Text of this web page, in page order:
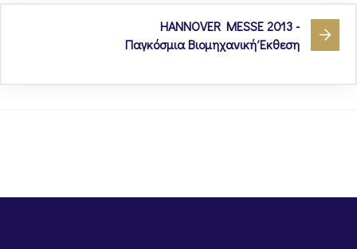
HANNOVER MESSE 2013 -
Παγκόσμια Βιομηχανική Έκθεση